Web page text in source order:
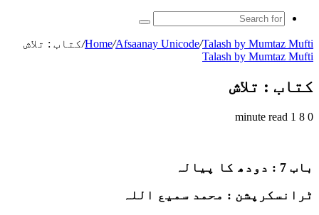
Search
Home/Afsaanay Unicode/Talash by Mumtaz Mufti
/کتاب : تلاش
Talash by Mumtaz Mufti
کتاب : تلاش
0
1 minute read
باب 7 : دودھ کا پیالہ
ٹرانسکرپشن : محمد سمیع اللہ